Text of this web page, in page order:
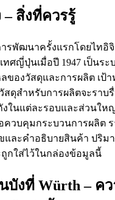
สิ่งที่ควรรู้
รพัฒนาครั้งแรกโดยไทอิ
ทศญี่ปุ่นเมื่อปี 1947 เป็นร
ของวัสดุและการผลิต เป้า
สดุสำหรับการผลิตจะราบ
งในแต่ละรอบและส่วนให
ควบคุมกระบวนการผลิต ร
และคำอธิบายสินค้า ปริม
กใส่ไว้ในกล่องข้อมูลนี้
บังที่ Würth – ค